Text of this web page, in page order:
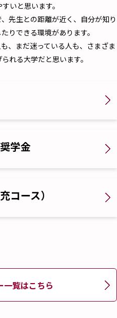
いと思います。
先生との距離が近く、自分が知り
りできる環境があります。
、まだ迷っている人も、さまざま
れる大学だと思います。
学金
コース）
一覧はこちら